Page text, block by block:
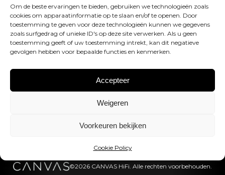
Om de beste ervaringen te bieden, gebruiken we technologieën zoals
cookies om apparaatinformatie op te slaan en/of te openen. Door
toestemming te geven voor deze technologieën kunnen we gegevens
zoals surfgedrag of unieke ID's op deze site verwerken. Als u geen
toestemming geeft of uw toestemming intrekt, kan dit negatieve
gevolgen hebben voor bepaalde functies en kenmerken.
Accepteer
Weigeren
Voorkeuren bekijken
Cookie Policy
hello@canvashifi.com Bel +45 29 75 00 45
CANVAS HiFi ApS
Flade Engvej 4
BTW-nummer:DK43519425
©2026 CANVAS HiFi. Alle rechten voorbehouden.